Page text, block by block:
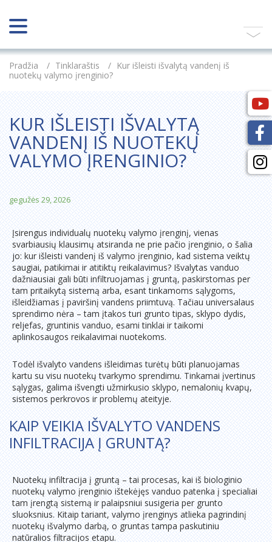
Pradžia / Tinklaraštis / Kur išleisti išvalytą vandenį iš
nuotekų valymo įrenginio?
KUR IŠLEISTI IŠVALYTĄ
VANDENĮ IŠ NUOTEKŲ
VALYMO ĮRENGINIO?
gegužės 29, 2026
Įsirengus individualų nuotekų valymo įrenginį, vienas
svarbiausių klausimų atsiranda ne prie pačio įrenginio, o šalia
jo: kur išleisti vandenį iš valymo įrenginio, kad sistema veiktų
saugiai, patikimai ir atitiktų reikalavimus? Išvalytas vanduo
dažniausiai gali būti infiltruojamas į gruntą, paskirstomas per
tam pritaikytą sistemą arba, esant tinkamoms sąlygoms,
išleidžiamas į paviršinį vandens priimtuvą. Tačiau universalaus
sprendimo nėra – tam įtakos turi grunto tipas, sklypo dydis,
reljefas, gruntinis vanduo, esami tinklai ir taikomi
aplinkosaugos reikalavimai nuotekoms.
Todėl išvalyto vandens išleidimas turėtų būti planuojamas
kartu su visu nuotekų tvarkymo sprendimu. Tinkamai įvertinus
sąlygas, galima išvengti užmirkusio sklypo, nemalonių kvapų,
sistemos perkrovos ir problemų ateityje.
KAIP VEIKIA IŠVALYTO VANDENS
INFILTRACIJA Į GRUNTĄ?
Nuotekų infiltracija į gruntą – tai procesas, kai iš biologinio
nuotekų valymo įrenginio ištekėjęs vanduo patenka į specialiai
tam įrengtą sistemą ir palaipsniui susigeria per grunto
sluoksnius. Kitaip tariant, valymo įrenginys atlieka pagrindinį
nuotekų išvalymo darbą, o gruntas tampa paskutiniu
natūralios filtracijos etapu.